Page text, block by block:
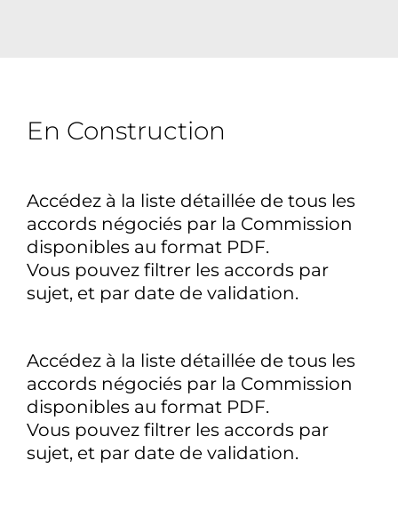
En Construction
Accédez à la liste détaillée de tous les
accords négociés par la Commission
disponibles au format PDF.
Vous pouvez filtrer les accords par
sujet, et par date de validation.
Accédez à la liste détaillée de tous les
accords négociés par la Commission
disponibles au format PDF.
Vous pouvez filtrer les accords par
sujet, et par date de validation.